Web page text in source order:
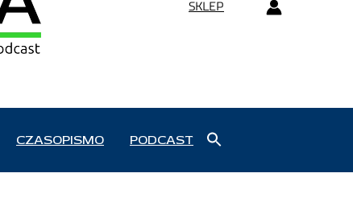
SKLEP
CZASOPISMO PODCAST